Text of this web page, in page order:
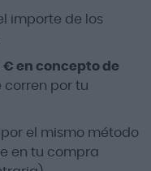
importe de los
€ en concepto de
corren por tu
por el mismo método
en tu compra